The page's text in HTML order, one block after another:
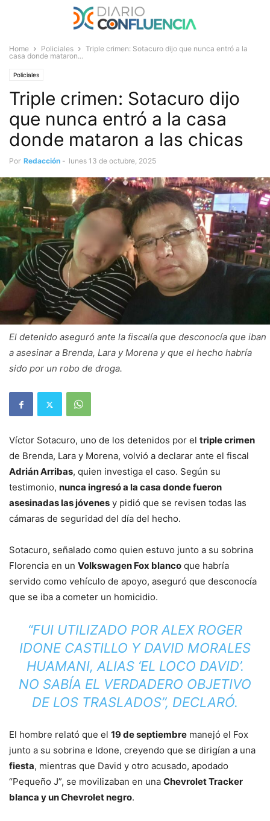
Home Policiales
Triple crimen: Sotacuro dijo que nunca entró a la
casa donde mataron...
Policiales
Triple crimen: Sotacuro dijo
que nunca entró a la casa
donde mataron a las chicas
Por Redacción - lunes 13 de octubre, 2025
El detenido aseguró ante la fiscalía que desconocía que iban
a asesinar a Brenda, Lara y Morena y que el hecho habría
sido por un robo de droga.
Víctor Sotacuro, uno de los detenidos por el triple crimen
de Brenda, Lara y Morena, volvió a declarar ante el fiscal
Adrián Arribas, quien investiga el caso. Según su
testimonio, nunca ingresó a la casa donde fueron
asesinadas las jóvenes y pidió que se revisen todas las
cámaras de seguridad del día del hecho.
Sotacuro, señalado como quien estuvo junto a su sobrina
Florencia en un Volkswagen Fox blanco que habría
servido como vehículo de apoyo, aseguró que desconocía
que se iba a cometer un homicidio.
“FUI UTILIZADO POR ALEX ROGER
IDONE CASTILLO Y DAVID MORALES
HUAMANI, ALIAS ‘EL LOCO DAVID’.
NO SABÍA EL VERDADERO OBJETIVO
DE LOS TRASLADOS”, DECLARÓ.
El hombre relató que el 19 de septiembre manejó el Fox
junto a su sobrina e Idone, creyendo que se dirigían a una
fiesta, mientras que David y otro acusado, apodado
“Pequeño J”, se movilizaban en una Chevrolet Tracker
blanca y un Chevrolet negro.